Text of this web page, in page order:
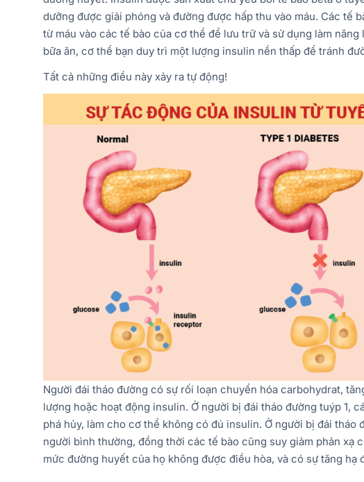
dưỡng được giải phóng và đường được hấp thu vào máu. Các tế
từ máu vào các tế bào của cơ thể để lưu trữ và sử dụng làm
bữa ăn, cơ thể bạn duy trì một lượng insulin nền thấp để tránh
Tất cả những điều này xảy ra tự động!
Người đái tháo đường có sự rối loạn chuyển hóa carbohydrat,
lượng hoặc hoạt động insulin. Ở người bị đái tháo đường tuýp 1,
phá hủy, làm cho cơ thể không có đủ insulin. Ở người bị đái
người bình thường, đồng thời các tế bào cũng suy giảm phản xạ
mức đường huyết của họ không được điều hòa, và có sự tăng hạ